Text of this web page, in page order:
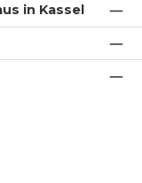
in Kassel